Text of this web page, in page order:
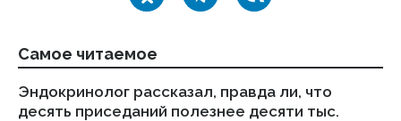
Самое читаемое
Эндокринолог рассказал, правда ли, что
десять приседаний полезнее десяти тыс.